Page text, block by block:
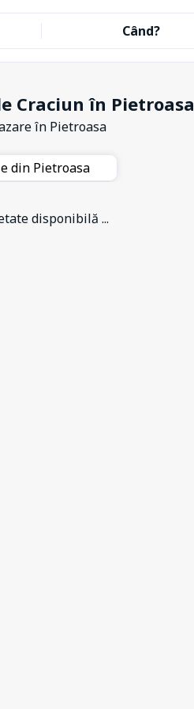
Când?
Craciun în Pietroasa
în Pietroasa
din Pietroasa
disponibilă ...